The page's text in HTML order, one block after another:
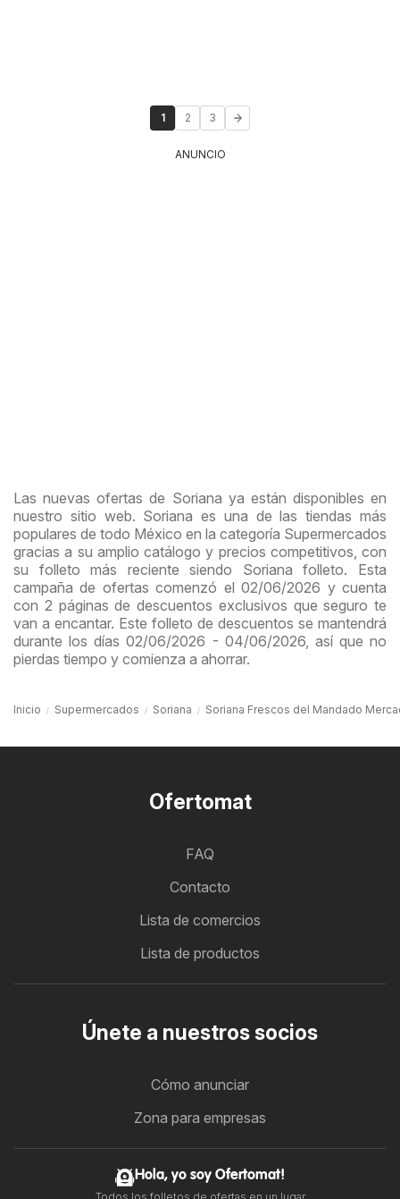
1 2 3
ANUNCIO
Las nuevas ofertas de Soriana ya están disponibles en
nuestro sitio web. Soriana es una de las tiendas más
populares de todo México en la categoría Supermercados
gracias a su amplio catálogo y precios competitivos, con
su folleto más reciente siendo Soriana folleto. Esta
campaña de ofertas comenzó el 02/06/2026 y cuenta
con 2 páginas de descuentos exclusivos que seguro te
van a encantar. Este folleto de descuentos se mantendrá
durante los días 02/06/2026 - 04/06/2026, así que no
pierdas tiempo y comienza a ahorrar.
Inicio Supermercados Soriana Soriana Frescos del Mandado
Ofertomat
FAQ
Contacto
Lista de comercios
Lista de productos
Únete a nuestros socios
Cómo anunciar
Zona para empresas
Hola, yo soy Ofertomat!